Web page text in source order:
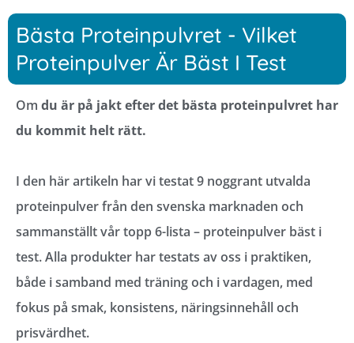
Bästa Proteinpulvret - Vilket
Proteinpulver Är Bäst I Test
Om du är på jakt efter det bästa proteinpulvret har
du kommit helt rätt.
I den här artikeln har vi testat 9 noggrant utvalda
proteinpulver från den svenska marknaden och
sammanställt vår topp 6-lista – proteinpulver bäst i
test. Alla produkter har testats av oss i praktiken,
både i samband med träning och i vardagen, med
fokus på smak, konsistens, näringsinnehåll och
prisvärdhet.